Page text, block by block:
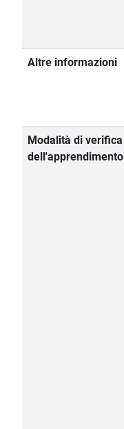
Altre informazioni
Modalità di verifica
dell'apprendimento